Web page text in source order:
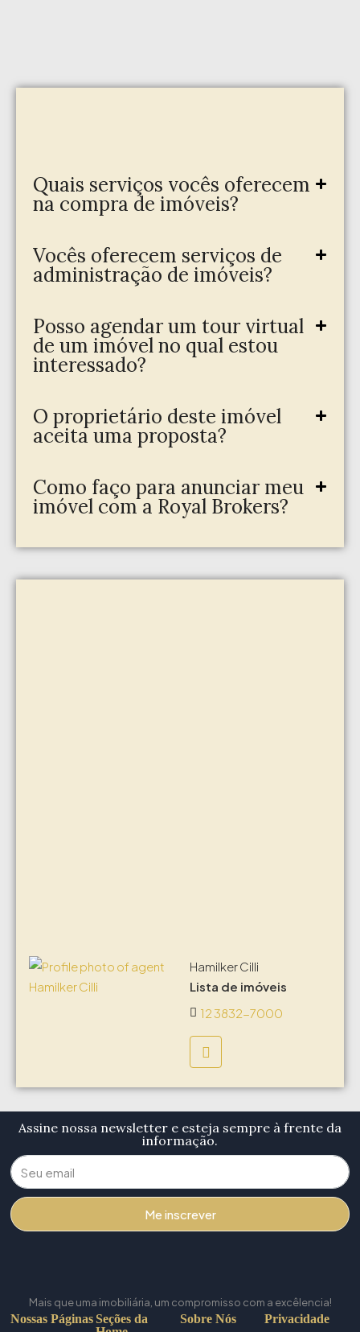
Quais serviços vocês oferecem
na compra de imóveis?
Vocês oferecem serviços de
administração de imóveis?
Posso agendar um tour virtual
de um imóvel no qual estou
interessado?
O proprietário deste imóvel
aceita uma proposta?
Como faço para anunciar meu
imóvel com a Royal Brokers?
Hamilker Cilli
Lista de imóveis
12 3832-7000
Assine nossa newsletter e esteja sempre à frente da
informação.
Me inscrever
Mais que uma imobiliária, um compromisso com a excêlencia!
Nossas PáginasSeções da
Sobre Nós Privacidade